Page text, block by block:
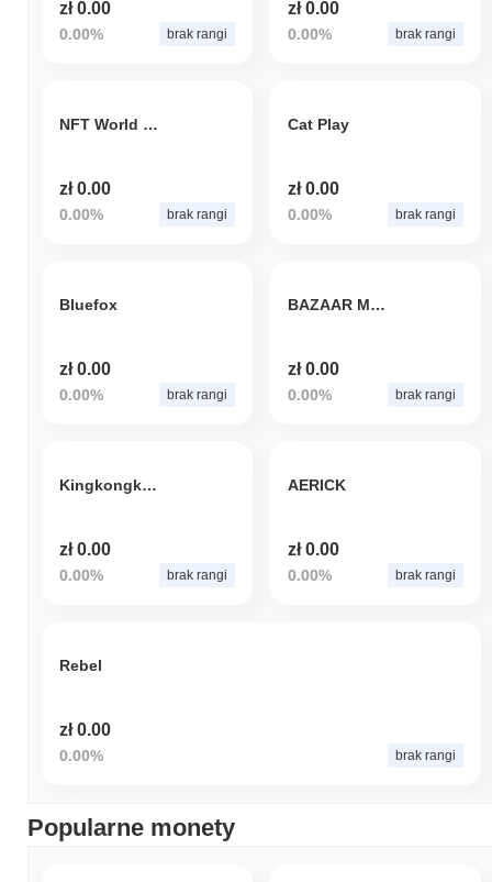
zł 0.00
0.00% brak rangi
zł 0.00
0.00% brak rangi
NFT World Games
zł 0.00
0.00% brak rangi
Cat Play
zł 0.00
0.00% brak rangi
Bluefox
zł 0.00
0.00% brak rangi
BAZAAR META MARKET
zł 0.00
0.00% brak rangi
Kingkongking
zł 0.00
0.00% brak rangi
AERICK
zł 0.00
0.00% brak rangi
Rebel
zł 0.00
0.00% brak rangi
Popularne monety